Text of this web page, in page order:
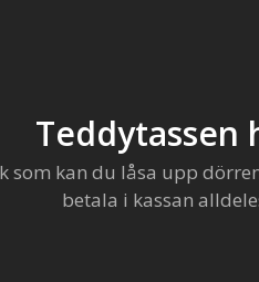
Teddytassen
som kan du låsa upp
betala i kassan